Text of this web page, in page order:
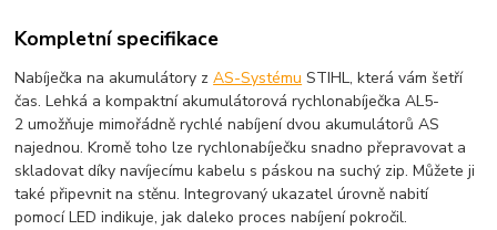
Kompletní specifikace
Nabíječka na akumulátory zAS-Systému STIHL, která vám šetří
čas. Lehká a kompaktní akumulátorová rychlonabíječka AL5-
2 umožňuje mimořádně rychlé nabíjení dvou akumulátorů AS
najednou. Kromě toho lze rychlonabíječku snadno přepravovat a
skladovat díky navíjecímu kabelu s páskou na suchý zip. Můžete ji
také připevnit na stěnu. Integrovaný ukazatel úrovně nabití
pomocí LED indikuje, jak daleko proces nabíjení pokročil.